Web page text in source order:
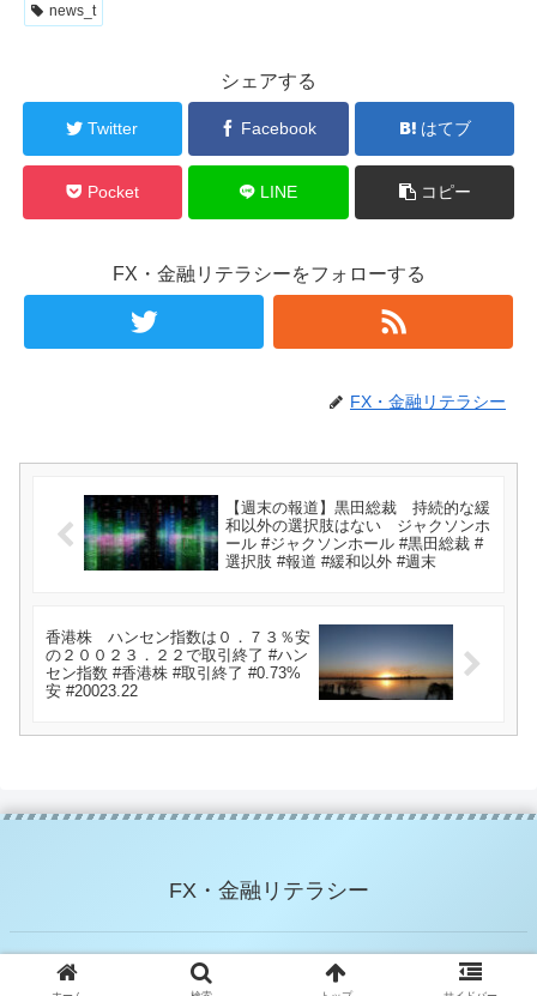
news_t
シェアする
Twitter Facebook はてブ
Pocket LINE コピー
FX・金融リテラシーをフォローする
FX・金融リテラシー
【週末の報道】黒田総裁 持続的な緩
和以外の選択肢はない ジャクソンホ
ール #ジャクソンホール #黒田総裁 #
選択肢 #報道 #緩和以外 #週末
香港株 ハンセン指数は０．７３％安
の２００２３．２２で取引終了 #ハン
セン指数 #香港株 #取引終了 #0.73%
安 #20023.22
FX・金融リテラシー
© 2021 FX・金融リテラシー.